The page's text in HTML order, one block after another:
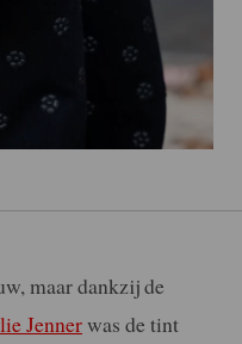
maar dankzij de
Jennerwas de tint